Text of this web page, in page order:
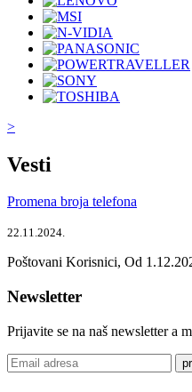
>
Vesti
Promena broja telefona
22.11.2024.
Poštovani Korisnici, Od
Newsletter
Prijavite se na naš newsletter a